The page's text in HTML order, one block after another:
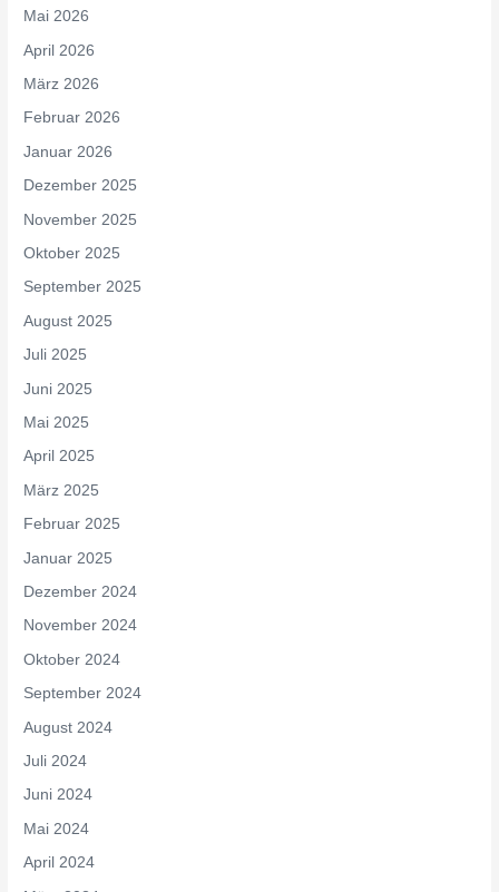
Mai 2026
April 2026
März 2026
Februar 2026
Januar 2026
Dezember 2025
November 2025
Oktober 2025
September 2025
August 2025
Juli 2025
Juni 2025
Mai 2025
April 2025
März 2025
Februar 2025
Januar 2025
Dezember 2024
November 2024
Oktober 2024
September 2024
August 2024
Juli 2024
Juni 2024
Mai 2024
April 2024